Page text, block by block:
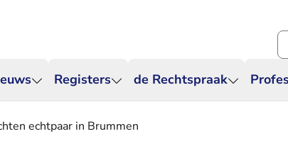
Registers de Rechtspraak
echtpaar in Brummen